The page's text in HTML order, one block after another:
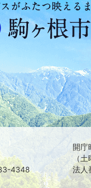
4348
開庁
（土
法人